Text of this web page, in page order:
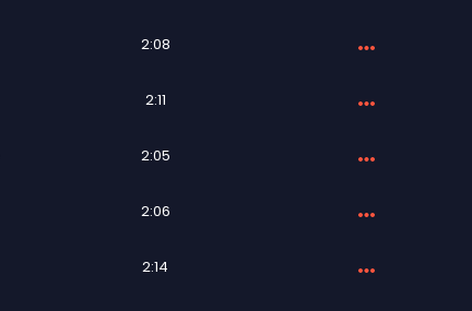
2:08
2:11
2:05
2:06
2:14